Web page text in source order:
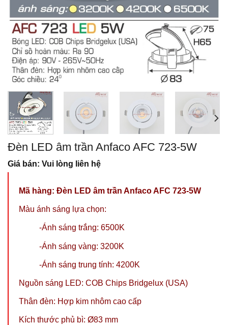
Đèn LED âm trần Anfaco AFC 723-5W
Giá bán: Vui lòng liên hệ
Mã hàng: Đèn LED âm trần Anfaco AFC 723-5W
Màu ánh sáng lựa chọn:
-Ánh sáng trắng: 6500K
-Ánh sáng vàng: 3200K
-Ánh sáng trung tính: 4200K
Nguồn sáng LED: COB Chips Bridgelux (USA)
Thân đèn: Hợp kim nhôm cao cấp
Kích thước phủ bì: Ø83 mm